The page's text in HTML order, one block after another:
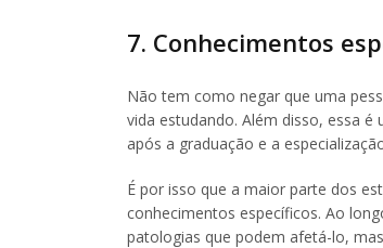
7. Conhecimentos
Não tem como negar que uma
vida estudando. Além disso, essa
após a graduação e a
É por isso que a maior parte dos
conhecimentos específicos. Ao
patologias que podem afetá-lo,